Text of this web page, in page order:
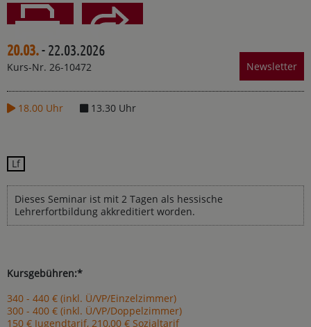
Drucken Teilen
20.03.- 22.03.2026
Kurs-Nr. 26-10472 Newsletter
18.00 Uhr 13.30 Uhr
Lf
Dieses Seminar ist mit 2 Tagen als hessische
Lehrerfortbildung akkreditiert worden.
Kursgebühren:*
340 - 440 € (inkl. Ü/VP/Einzelzimmer)
300 - 400 € (inkl. Ü/VP/Doppelzimmer)
150 € Jugendtarif, 210,00 € Sozialtarif